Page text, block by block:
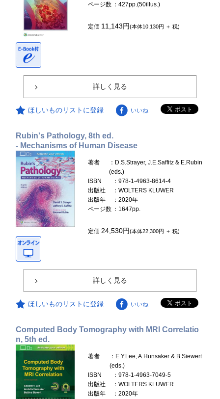
ページ数 ：427pp.(50illus.)
定価 11,143円(本体10,130円 ＋ 税)
詳しく見る
ほしいものリストに登録 いいね
Rubin's Pathology, 8th ed.
- Mechanisms of Human Disease
著者
：D.S.Strayer, J.E.Saffitz & E.Rubin
(eds.)
ISBN
：978-1-4963-8614-4
出版社
：WOLTERS KLUWER
出版年
：2020年
ページ数 ：1647pp.
定価24,530円(本体22,300円 ＋ 税)
詳しく見る
ほしいものリストに登録 いいね
Computed Body Tomography with MRI Correlatio
n, 5th ed.
著者
：E.Y.Lee, A.Hunsaker & B.Siewert
(eds.)
ISBN
：978-1-4963-7049-5
出版社
：WOLTERS KLUWER
出版年
：2020年